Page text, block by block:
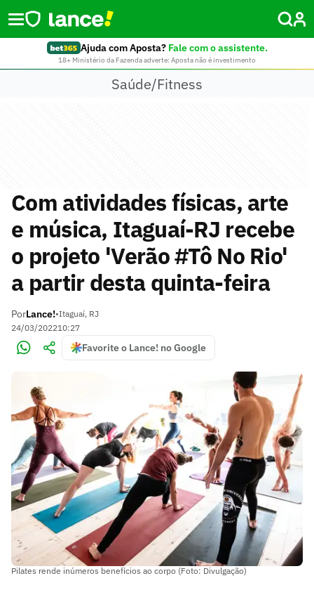
Ajuda com Aposta? Fale com o assistente.
18+ Ministério da Fazenda adverte: Aposta não é investimento
Saúde/Fitness
Com atividades físicas, arte
e música, Itaguaí-RJ recebe
o projeto 'Verão #Tô No Rio'
a partir desta quinta-feira
PorLance!•Itaguaí, RJ
24/03/202210:27
Favorite o Lance! no Google
Pilates rende inúmeros benefícios ao corpo (Foto: Divulgação)